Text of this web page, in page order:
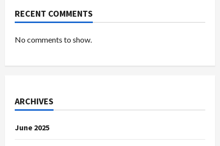
RECENT COMMENTS
No comments to show.
ARCHIVES
June 2025